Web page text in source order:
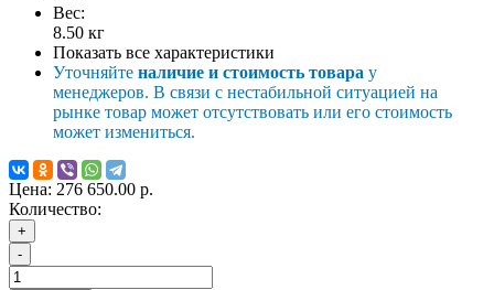
Вес:
8.50 кг
Показать все характеристики
Уточняйте наличие и стоимость товара у
менеджеров. В связи с нестабильной ситуацией на
рынке товар может отсутствовать или его стоимость
может измениться.
Цена: 276 650.00 р.
Количество:
+
-